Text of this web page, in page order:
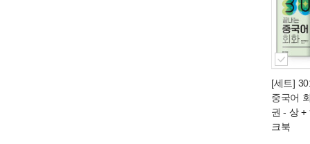
[세트]
중국어
권 - 상 +
크북